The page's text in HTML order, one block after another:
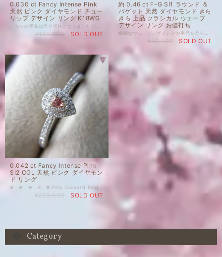
0.030 ct Fancy Intense Pink
天然 ピンク ダイヤモンド チュー
リップ デザイン リング K18WG
こちらの商品は売り切れとなりましたが、同デザインでリングをお造りすることが可能です。 Model Name 【Tulipa】 地金 Pt 950 /K18 YG PG WG リングサイズ ダイヤモンドサイズ ダイヤモンドカラー 等、ご希望に沿ってお作り致します。 お気軽にご相談くださいませ。 納期 4週−5週程度です。 ✿ ✾ ✥ ✤ ✼ ✽ Pink Diamond Ring ❁ ✿ ✾ ✥ ✤ ✼ 0.030 ct Fancy Intense Pink I1 (メインストーン CGL付） 天然 インテンス ピンク ダイヤモンド 18金 ホワイトゴールド K18 WG サイド カラーレスメレ 計 0.04 ct SI UP サイド ピンク ダイヤモンド 計 0.02 ct PINK 指輪 新品 人気のインテンスストレートピンク（CGL付）、すっきりとした甘さの、艶のある天然ピンクダイヤモンドをメインにしたチューリップデザインのリングです。 グレードはインテンスですが、インテンスの中でもVIVIDに近い濃く鮮やかなお色です。 サイドにも厳選して選んだ濃いINTENSE VIVIDのメレを2点使用しました。 柔らかなチューリップデザインに、ピンクダイヤがきらりと光る特別な1点です。ウェディングジュエリーにも使えそうな純粋無垢な印象のリングです。 国内在庫品 ※ 私どもで扱うダイヤモンドはすべて新品です。 ※ 画像は、商品・グレーディングレポートともに、サンプルではなく当該商品の画像です。本来の色に近くなるように撮影しておりますが、お使いのモニターによって色合いが異なる場合がございます。予めご了承の上でのご購入をお願いいたします。 その他ご質問等ございましたら、どうぞお気軽にお問い合わせくださいませ。
¥180,000 SOLD OUT
約 0.46 ct F-G SI1 ラウンド ＆
バゲット 天然 ダイヤモンド きら
きら 上品 クラシカル ウェーブ
デザイン リング お値打ち
繊細なウェーブデザインがお手元を柔らかく美しく見せる、 女性らしいクラシカルデザイン。 様々なシーンでお使いいただけるコスパの高いお値打ち品です。 天然 ダイヤモンド 約 ±0.46 ct F-G SI1 ± 2.20 g リングサイズ 8 － 13 号からお選びください。 天然ダイヤモンド ジュエリー 商品は全て新品です。 地金 K18 WHITE GOLD デイリーユーズタイプのお手軽でゴージャスなファインジュエリーです。
¥52,000 SOLD OUT
0.042 ct Fancy Intense Pink
SI2 CGL 天然 ピンク ダイヤモン
ド リング
✾ ✥ ✤ ✼ ✽ Pink Diamond Ring ❁ ✿ ✾ ✥ ✤ 0.042 ct Fancy Intense Pink (メインストーン CGL付） 天然 インテンス ピンク ダイヤモンド リング Pt950 プラチナ（刻印あり） ＆ K18PG（メインストーンの枠のみ） サイド カラーレスメレ 0.181ct 天然 ピンク ダイヤモンド リング 指輪 リングサイズ 12 号 新品 人気のインテンスストレートピンク、小粒ながら甘くて濃い、艶のある天然ピンクダイヤモンドをメインにしたリングです。 きゅんきゅんしてしまうような、ストロベリージャムのように甘い濃厚ピンクと周りのカラーレスメレの対比を楽しんでいただけると思います。 メイン 0.042 ct Fancy Intense Pink SI2 CGL 1石 サイド カラーレスメレ 0.181ct サイズ調整ご相談可。±1.5号（10営業日前後） 枠 Pt950 （プラチナ）＆ K18 （18金） 国内在庫品 ※ 私どもで扱うダイヤモンドはすべて新品です。 ※ 画像は、商品・グレーディングレポートともに、サンプルではなく当該商品の画像です。本来の色に近くなるように自然光で撮影しておりますが、お使いのモニターによって色合いが異なる場合がございます。予めご了承の上でのご購入をお願いいたします。 クラリティ、カラットはソーティング(画像)をご覧ください。 他サイトでも販売中です。全て天然で、在庫1点になります。ご購入前に在庫の確認のお問い合わせをいただければ幸いです。 その他ご質問等ございましたら、どうぞお気軽にお問い合わせくださいませ。
¥220,000 SOLD OUT
Category